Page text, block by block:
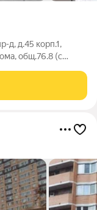
д, д.45 корп.1,
общ.76.8 (с
собственник.